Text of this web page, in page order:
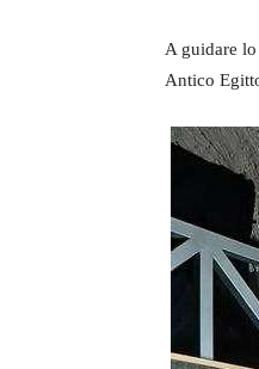
A guidare
Antico